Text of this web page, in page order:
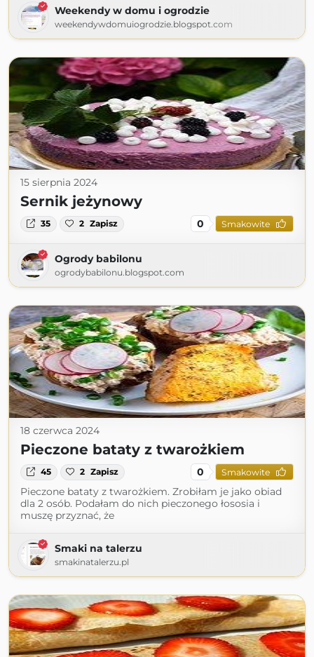
Weekendy w domu i ogrodzie
weekendywdomuiogrodzie.blogspot.com
15 sierpnia 2024
Sernik jeżynowy
35 2 Zapisz 0 Smakowite
Ogrody babilonu
ogrodybabilonu.blogspot.com
18 czerwca 2024
Pieczone bataty z twarożkiem
45 2 Zapisz 0 Smakowite
Pieczone bataty z twarożkiem. Zrobiłam je jako obiad
dla 2 osób. Podałam do nich pieczonego łososia i
muszę przyznać, że
Smaki na talerzu
smakinatalerzu.pl